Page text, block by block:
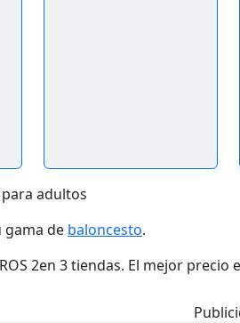
para adultos
gama de baloncesto.
2en 3 tiendas. El mejor precio